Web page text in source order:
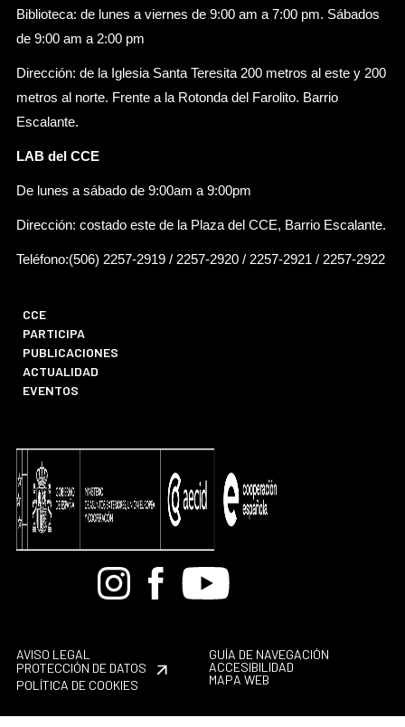
Biblioteca: de lunes a viernes de 9:00 am a 7:00 pm. Sábados
de 9:00 am a 2:00 pm
Dirección: de la Iglesia Santa Teresita 200 metros al este y 200
metros al norte. Frente a la Rotonda del Farolito. Barrio
Escalante.
LAB del CCE
De lunes a sábado de 9:00am a 9:00pm
Dirección: costado este de la Plaza del CCE, Barrio Escalante.
Teléfono:(506) 2257-2919 / 2257-2920 / 2257-2921 / 2257-2922
CCE
PARTICIPA
PUBLICACIONES
ACTUALIDAD
EVENTOS
BandcampInstagramFacebook
Youtube
AVISO LEGAL
PROTECCIÓN DE DATOS
POLÍTICA DE COOKIES
GUÍA DE NAVEGACIÓN
ACCESIBILIDAD
MAPA WEB